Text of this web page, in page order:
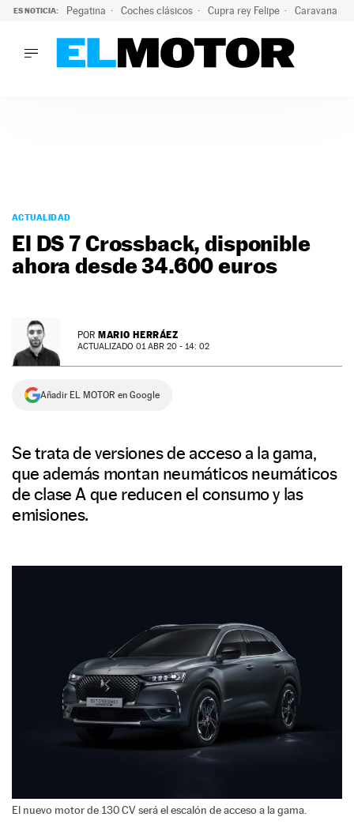
ES NOTICIA: Pegatina Coches clásicos Cupra rey Felipe Caravana
PODCAST
MOTOS
TECNOLOGÍA
PREMIOS
SERVICIOS
ACTUALIDAD
El DS 7 Crossback, disponible
ahora desde 34.600 euros
POR MARIO HERRÁEZ
ACTUALIZADO 01 ABR 20 - 14: 02
Añadir EL MOTOR en Google
Se trata de versiones de acceso a la gama,
que además montan neumáticos neumáticos
de clase A que reducen el consumo y las
emisiones.
El nuevo motor de 130 CV será el escalón de acceso a la gama.